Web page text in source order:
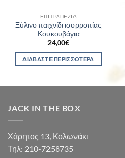
ΕΠΙΤΡΑΠΈΖΙΑ
Ξύλινο παιχνίδι ισορροπίας
Κουκουβάγια
24,00€
ΔΙΑΒΆΣΤΕ ΠΕΡΙΣΣΌΤΕΡΑ
JACK IN THE BOX
Χάρητος 13, Κολωνάκι
Τηλ: 210-7258735